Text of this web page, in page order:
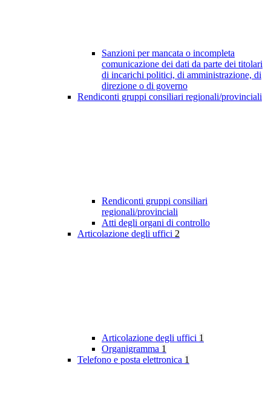
Sanzioni per mancata o incompleta
comunicazione dei dati da parte dei titolari
di incarichi politici, di amministrazione, di
direzione o di governo
Rendiconti gruppi consiliari regionali/provinciali
Rendiconti gruppi consiliari
regionali/provinciali
Atti degli organi di controllo
Articolazione degli uffici 2
Articolazione degli uffici 1
Organigramma 1
Telefono e posta elettronica 1